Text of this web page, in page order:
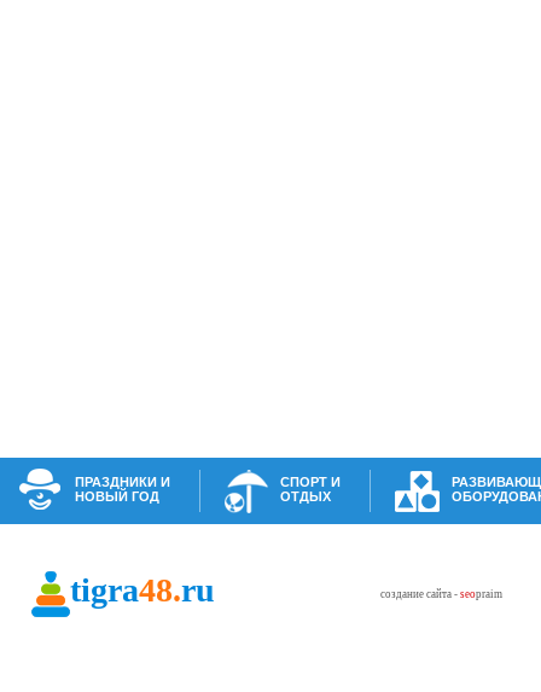
ПРАЗДНИКИ И
НОВЫЙ ГОД
СПОРТ И
ОТДЫХ
tigra48.ru создание сайта - seopraim